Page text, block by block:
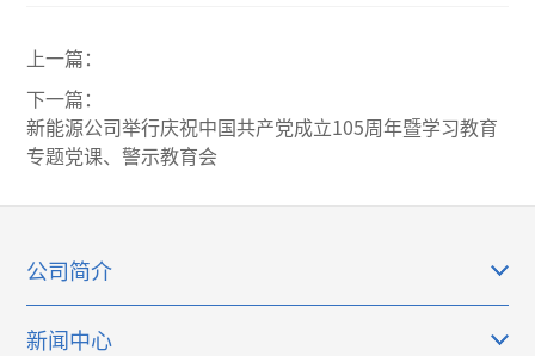
上一篇：
下一篇：
新能源公司举行庆祝中国共产党成立105周年暨学习教育
专题党课、警示教育会
公司简介
新闻中心